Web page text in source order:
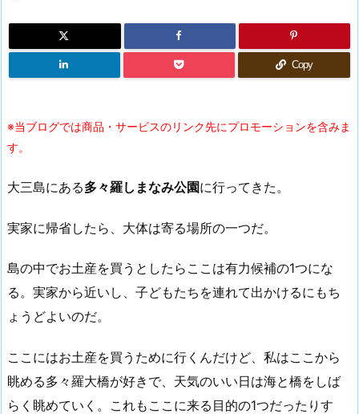
Copy
※当ブログでは商品・サービスのリンク先にプロモーションを含みま
す。
大三島にある多々羅しまなみ公園に行ってきた。
実家に帰省したら、大体は寄る場所の一つだ。
島の中でお土産を買うとしたらここは有力候補の1つにな
る。実家から近いし、子どもたちを連れて出かけるにもち
ょうどよいのだ。
ここにはお土産を買うために行くんだけど、私はここから
眺める多々羅大橋が好きで、天気のいい日は海と橋をしば
らく眺めていく。これもここに来る目的の1つだったりす